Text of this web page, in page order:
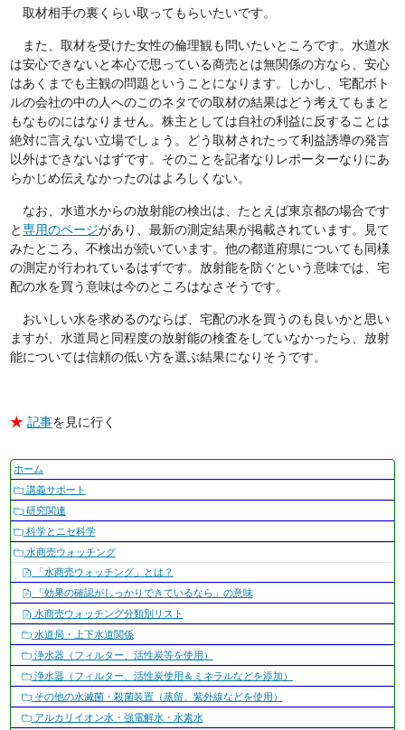
取材相手の裏くらい取ってもらいたいです。
また、取材を受けた女性の倫理観も問いたいところです。水道水
は安心できないと本心で思っている商売とは無関係の方なら、安心
はあくまでも主観の問題ということになります。しかし、宅配ボト
ルの会社の中の人へのこのネタでの取材の結果はどう考えてもまと
もなものにはなりません。株主としては自社の利益に反することは
絶対に言えない立場でしょう。どう取材されたって利益誘導の発言
以外はできないはずです。そのことを記者なりレポーターなりにあ
らかじめ伝えなかったのはよろしくない。
なお、水道水からの放射能の検出は、たとえば東京都の場合です
と専用のページがあり、最新の測定結果が掲載されています。見て
みたところ、不検出が続いています。他の都道府県についても同様
の測定が行われているはずです。放射能を防ぐという意味では、宅
配の水を買う意味は今のところはなさそうです。
おいしい水を求めるのならば、宅配の水を買うのも良いかと思い
ますが、水道局と同程度の放射能の検査をしていなかったら、放射
能については信頼の低い方を選ぶ結果になりそうです。
★ 記事を見に行く
ナ
ビ
ゲ
ー
シ
ョ
ン
ホーム
講義サポート
研究関連
科学とニセ科学
水商売ウォッチング
「水商売ウォッチング」とは？
「効果の確認がしっかりできているなら」の意味
水商売ウォッチング分類別リスト
水道局・上下水道関係
浄水器（フィルター、活性炭等を使用）
浄水器（フィルター、活性炭使用＆ミネラルなどを添加）
その他の水滅菌・殺菌装置（蒸留、紫外線などを使用）
アルカリイオン水・強電解水・水素水